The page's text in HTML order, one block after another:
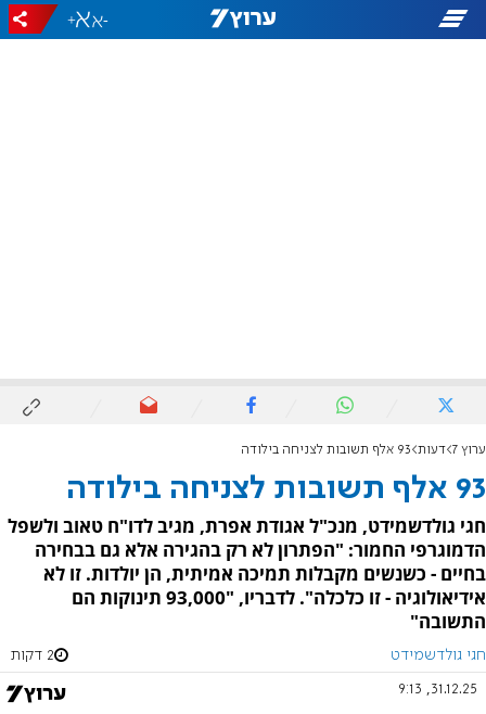
-
+
ערוץ 7 דעות 93 אלף תשובות לצניחה בילודה
93 אלף תשובות לצניחה בילודה
חגי גולדשמידט, מנכ"ל אגודת אפרת, מגיב לדו"ח טאוב ולשפל
הדמוגרפי החמור: "הפתרון לא רק בהגירה אלא גם בבחירה
בחיים - כשנשים מקבלות תמיכה אמיתית, הן יולדות. זו לא
אידיאולוגיה - זו כלכלה". לדבריו, "93,000 תינוקות הם
התשובה"
חגי גולדשמידט 2 דקות
31.12.25, 9:13